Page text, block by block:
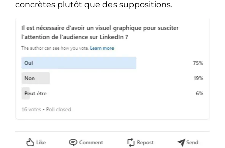
concrètes plutôt que des suppositions.